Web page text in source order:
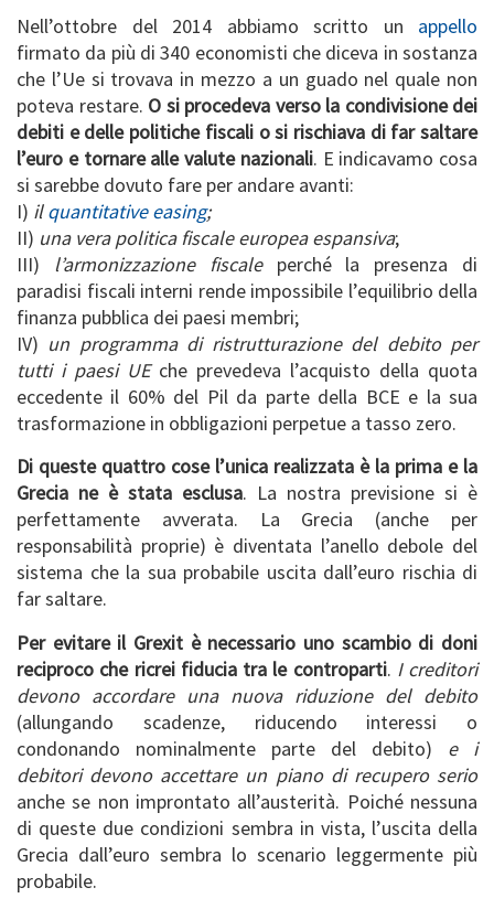
Nell’ottobre del 2014 abbiamo scritto un appello
firmato da più di 340 economisti che diceva in sostanza
che l’Ue si trovava in mezzo a un guado nel quale non
poteva restare. O si procedeva verso la condivisione dei
debiti e delle politiche fiscali o si rischiava di far saltare
l’euro e tornare alle valute nazionali. E indicavamo cosa
si sarebbe dovuto fare per andare avanti:
I) ilquantitative easing;
II) una vera politica fiscale europea espansiva;
III) l’armonizzazione fiscaleperché la presenza di
paradisi fiscali interni rende impossibile l’equilibrio della
finanza pubblica dei paesi membri;
IV) un programma di ristrutturazione del debito per
tutti i paesi UEche prevedeva l’acquisto della quota
eccedente il 60% del Pil da parte della BCE e la sua
trasformazione in obbligazioni perpetue a tasso zero.
Di queste quattro cose l’unica realizzata è la prima e la
Grecia ne è stata esclusa. La nostra previsione si è
perfettamente avverata. La Grecia (anche per
responsabilità proprie) è diventata l’anello debole del
sistema che la sua probabile uscita dall’euro rischia di
far saltare.
Per evitare il Grexit è necessario uno scambio di doni
reciproco che ricrei fiducia tra le controparti. I creditori
devono accordare una nuova riduzione del debito
(allungando scadenze, riducendo interessi o
condonando nominalmente parte del debito) e i
debitori devono accettare un piano di recupero serio
anche se non improntato all’austerità. Poiché nessuna
di queste due condizioni sembra in vista, l’uscita della
Grecia dall’euro sembra lo scenario leggermente più
probabile.